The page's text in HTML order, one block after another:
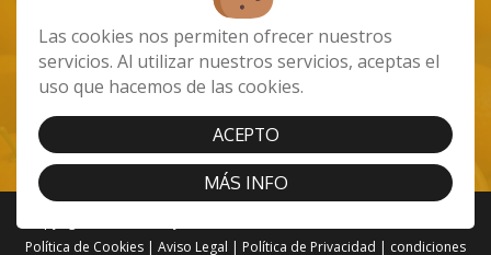
Las cookies nos permiten ofrecer nuestros
servicios. Al utilizar nuestros servicios, aceptas el
uso que hacemos de las cookies.
ACEPTO
MÁS INFO
info@ariannystiendaonline.com
675102532
Av. de Carlos V, 45, 35240 Carrizal, Las
Palmas
Política de Cookies | Aviso Legal | Política de Privacidad | condiciones